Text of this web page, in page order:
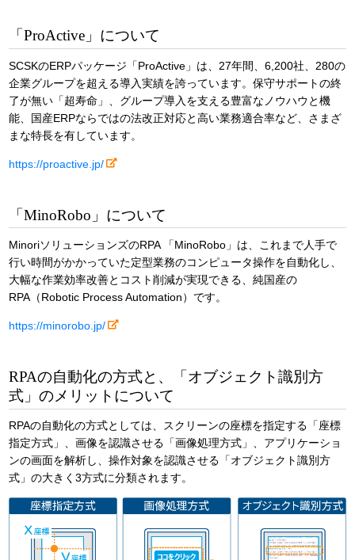
「ProActive」について
SCSKのERPパッケージ「ProActive」は、27年間、6,200社、280の
企業グループを超える導入実績を誇っています。保守サポートの終
了が無い「超寿命」、グループ導入を支える豊富なノウハウと機
能、国産ERPならではの法改正対応と高い業務適合率など、さまざ
まな特長を有しています。
https://proactive.jp/
「MinoRobo」について
MinoriソリューションズのRPA 「MinoRobo」は、これまで人手で
行い時間がかかっていた定型業務のコンピュータ操作を自動化し、
大幅な作業効率改善とコスト削減が実現できる、純国産の
RPA（Robotic Process Automation）です。
https://minorobo.jp/
RPAの自動化の方式と、「オブジェクト識別方
式」のメリットについて
RPAの自動化の方式としては、スクリーンの座標を指定する「座標
指定方式」、画像を認識させる「画像処理方式」、アプリケーショ
ンの画面を解析し、操作対象を認識させる「オブジェクト識別方
式」の大きく3方式に分類されます。